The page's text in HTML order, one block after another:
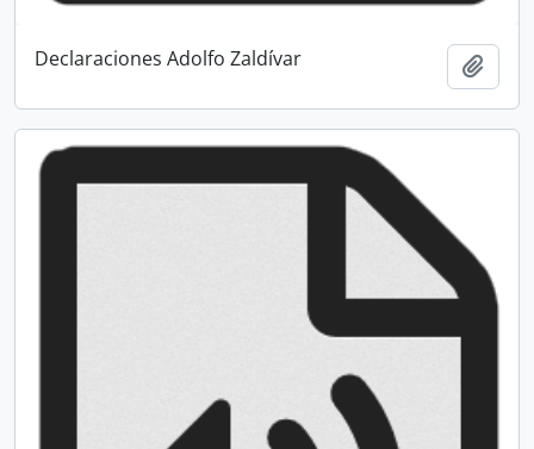
Declaraciones Adolfo Zaldívar